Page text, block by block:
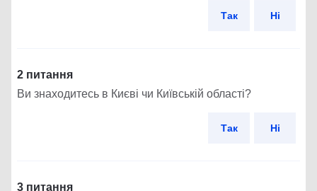
Так Ні
2 питання
Ви знаходитесь в Києві чи Київській області?
Так Ні
3 питання